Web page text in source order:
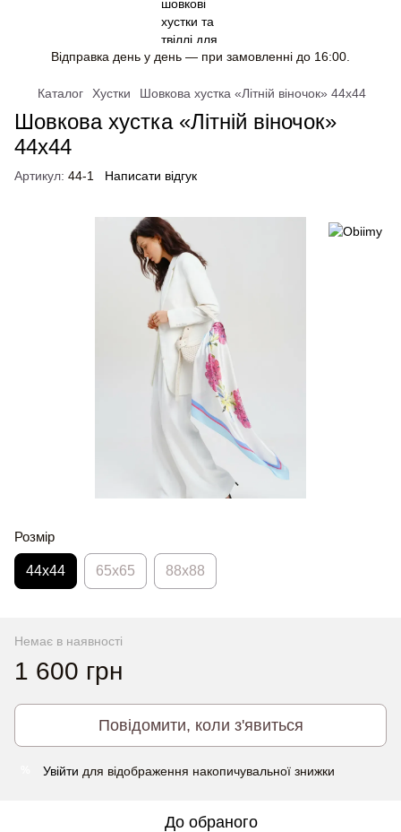
Відправка день у день — при замовленні до 16:00.
Каталог Хустки Шовкова хустка «Літній віночок» 44х44
Шовкова хустка «Літній віночок»
44х44
Артикул: 44-1 Написати відгук
Розмір
44х44 65x65 88x88
Немає в наявності
1 600 грн
Повідомити, коли з'явиться
Увійти для відображення накопичувальної знижки
До обраного